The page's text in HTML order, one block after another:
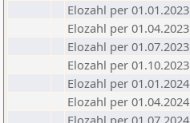
Elozahl per 01.01.2023
Elozahl per 01.04.2023
Elozahl per 01.07.2023
Elozahl per 01.10.2023
Elozahl per 01.01.2024
Elozahl per 01.04.2024
Elozahl per 01.07.2024